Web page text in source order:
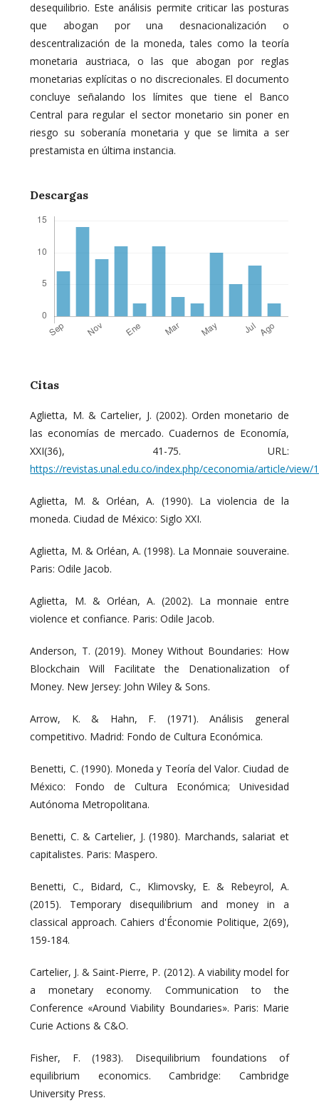
desequilibrio. Este análisis permite criticar las posturas
que abogan por una desnacionalización o
descentralización de la moneda, tales como la teoría
monetaria austriaca, o las que abogan por reglas
monetarias explícitas o no discrecionales. El documento
concluye señalando los límites que tiene el Banco
Central para regular el sector monetario sin poner en
riesgo su soberanía monetaria y que se limita a ser
prestamista en última instancia.
Descargas
Citas
Aglietta, M. & Cartelier, J. (2002). Orden monetario de
las economías de mercado. Cuadernos de Economía,
XXI(36), 41-75. URL:
https://revistas.unal.edu.co/index.php/ceconomia/article/view/
Aglietta, M. & Orléan, A. (1990). La violencia de la
moneda. Ciudad de México: Siglo XXI.
Aglietta, M. & Orléan, A. (1998). La Monnaie souveraine.
Paris: Odile Jacob.
Aglietta, M. & Orléan, A. (2002). La monnaie entre
violence et confiance. Paris: Odile Jacob.
Anderson, T. (2019). Money Without Boundaries: How
Blockchain Will Facilitate the Denationalization of
Money. New Jersey: John Wiley & Sons.
Arrow, K. & Hahn, F. (1971). Análisis general
competitivo. Madrid: Fondo de Cultura Económica.
Benetti, C. (1990). Moneda y Teoría del Valor. Ciudad de
México: Fondo de Cultura Económica; Univesidad
Autónoma Metropolitana.
Benetti, C. & Cartelier, J. (1980). Marchands, salariat et
capitalistes. Paris: Maspero.
Benetti, C., Bidard, C., Klimovsky, E. & Rebeyrol, A.
(2015). Temporary disequilibrium and money in a
classical approach. Cahiers d'Économie Politique, 2(69),
159-184.
Cartelier, J. & Saint-Pierre, P. (2012). A viability model for
a monetary economy. Communication to the
Conference «Around Viability Boundaries». Paris: Marie
Curie Actions & C&O.
Fisher, F. (1983). Disequilibrium foundations of
equilibrium economics. Cambridge: Cambridge
University Press.